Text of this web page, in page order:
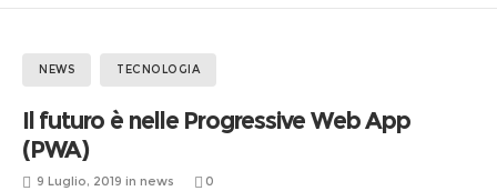
NEWS TECNOLOGIA
Il futuro è nelle Progressive Web App
(PWA)
9 Luglio, 2019 in news 0